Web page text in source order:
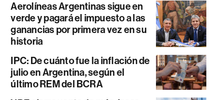
Aerolíneas Argentinas sigue en
verde y pagará el impuesto a las
ganancias por primera vez en su
historia
IPC: De cuánto fue la inflación de
julio en Argentina, según el
último REM del BCRA